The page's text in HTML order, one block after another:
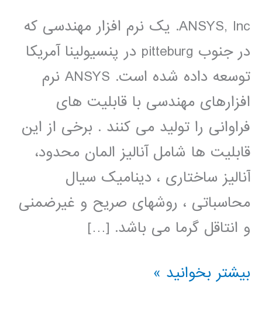
ANSYS, Inc. یک نرم افزار مهندسی که
در جنوب pitteburg در پنسیولینا آمریکا
توسعه داده شده است. ANSYS نرم
افزارهای مهندسی با قابلیت های
فراوانی را تولید می کنند . برخی از این
قابلیت ها شامل آنالیز المان محدود،
آنالیز ساختاری ، دینامیک سیال
محاسباتی ، روشهای صریح و غیرضمنی
و انتاقل گرما می باشد. […]
فیلم
بیشتر بخوانید »